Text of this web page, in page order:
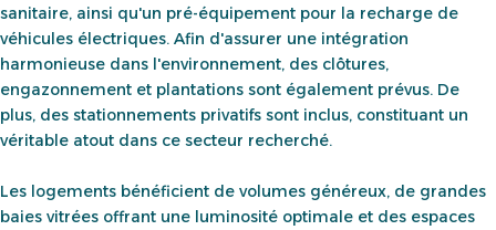
sanitaire, ainsi qu'un pré-équipement pour la recharge de
véhicules électriques. Afin d'assurer une intégration
harmonieuse dans l'environnement, des clôtures,
engazonnement et plantations sont également prévus. De
plus, des stationnements privatifs sont inclus, constituant un
véritable atout dans ce secteur recherché.
Les logements bénéficient de volumes généreux, de grandes
baies vitrées offrant une luminosité optimale et des espaces